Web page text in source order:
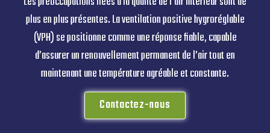
plus en plus présentes. La ventilation positive hygroréglable
(VPH) se positionne comme une réponse fiable, capable
d’assurer un renouvellement permanent de l’air tout en
maintenant une température agréable et constante.
Contactez-nous